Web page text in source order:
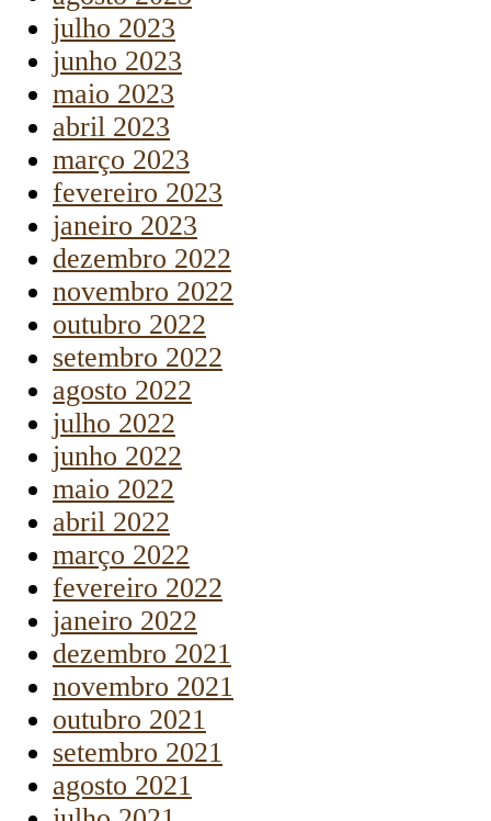
julho 2023
junho 2023
maio 2023
abril 2023
março 2023
fevereiro 2023
janeiro 2023
dezembro 2022
novembro 2022
outubro 2022
setembro 2022
agosto 2022
julho 2022
junho 2022
maio 2022
abril 2022
março 2022
fevereiro 2022
janeiro 2022
dezembro 2021
novembro 2021
outubro 2021
setembro 2021
agosto 2021